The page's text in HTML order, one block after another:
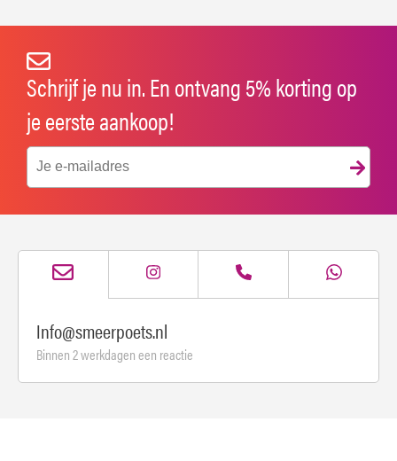
Schrijf je nu in. En ontvang 5% korting op
je eerste aankoop!
Info@smeerpoets.nl
Binnen 2 werkdagen een reactie